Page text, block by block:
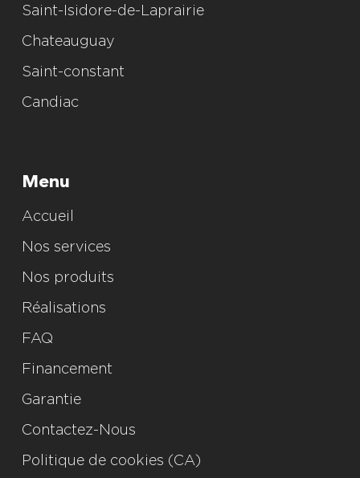
Saint-Isidore-de-Laprairie
Chateauguay
Saint-constant
Candiac
Menu
Accueil
Nos services
Nos produits
Réalisations
FAQ
Financement
Garantie
Contactez-Nous
Politique de cookies (CA)